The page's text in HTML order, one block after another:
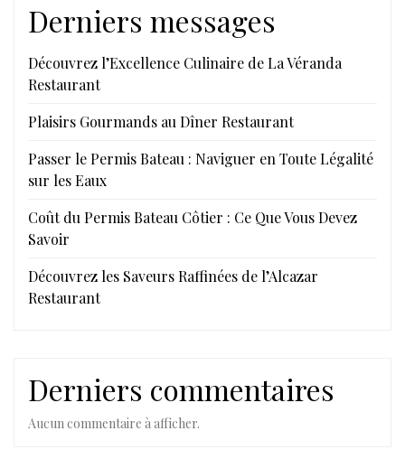
Derniers messages
Découvrez l’Excellence Culinaire de La Véranda
Restaurant
Plaisirs Gourmands au Dîner Restaurant
Passer le Permis Bateau : Naviguer en Toute Légalité
sur les Eaux
Coût du Permis Bateau Côtier : Ce Que Vous Devez
Savoir
Découvrez les Saveurs Raffinées de l’Alcazar
Restaurant
Derniers commentaires
Aucun commentaire à afficher.